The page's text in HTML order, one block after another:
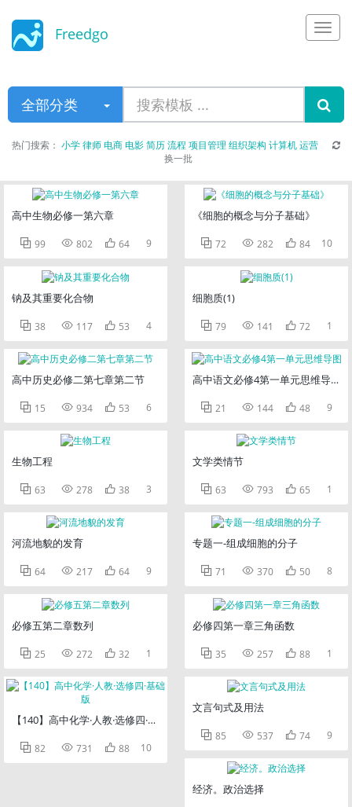
Freedgo
全部分类
热门搜索： 小学律师电商电影简历流程 项目管理 组织架构 计算机运营
换一批
高中生物必修一第六章
 99  802  64 9
钠及其重要化合物
 38  117  53 4
高中历史必修二第七章第二节
 15  934  53 6
生物工程
 63  278  38 3
河流地貌的发育
 64  217  64 9
必修五第二章数列
 25  272  32 1
【140】高中化学·人教·选修四·基础版
 82  731  88 10
《细胞的概念与分子基础》
 72  282  84 10
细胞质(1)
 79  141  72 1
高中语文必修4第一单元思维导图
 21  144  48 9
文学类情节
 63  793  65 1
专题一-组成细胞的分子
 71  370  50 8
必修四第一章三角函数
 35  257  88 1
文言句式及用法
 85  537  74 9
经济。政治选择